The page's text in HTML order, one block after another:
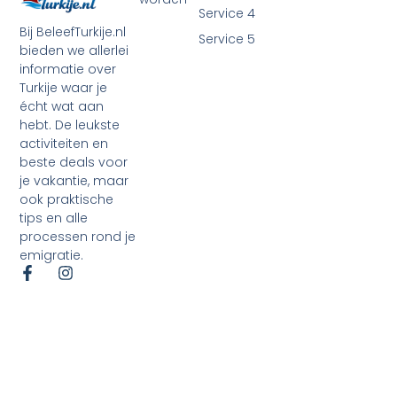
Bij BeleefTurkije.nl
bieden we allerlei
informatie over
Turkije waar je
écht wat aan
hebt. De leukste
activiteiten en
beste deals voor
je vakantie, maar
ook praktische
tips en alle
processen rond je
emigratie.
Service 4
Service 5